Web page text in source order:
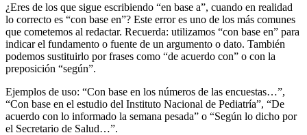
¿Eres de los que sigue escribiendo “en base a”, cuando en realidad
lo correcto es “con base en”? Este error es uno de los más comunes
que cometemos al redactar. Recuerda: utilizamos “con base en” para
indicar el fundamento o fuente de un argumento o dato. También
podemos sustituirlo por frases como “de acuerdo con” o con la
preposición “según”.
Ejemplos de uso: “Con base en los números de las encuestas…”,
“Con base en el estudio del Instituto Nacional de Pediatría”, “De
acuerdo con lo informado la semana pesada” o “Según lo dicho por
el Secretario de Salud…”.